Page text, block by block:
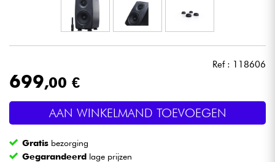
Licht
Drums & percussie
Blaasinstrument
Ref : 118606
699,00 €
AAN WINKELMAND TOEVOEGEN
Gratis bezorging
Gegarandeerd lage prijzen